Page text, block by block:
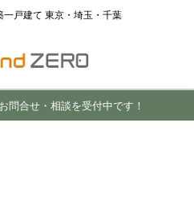
戸建て 東京・埼玉・千葉
問合せ・相談を受付中です！